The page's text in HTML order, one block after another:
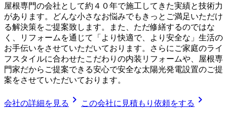
屋根専門の会社として約４０年で施工してきた実績と技術力
があります。どんな小さなお悩みでもきっとご満足いただけ
る解決策をご提案致します。また、ただ修繕するのではな
く、リフォームを通じて「より快適で、より安全な」生活の
お手伝いをさせていただいております。さらにご家庭のライ
フスタイルに合わせたこだわりの内装リフォームや、屋根専
門家だからご提案できる安心で安全な太陽光発電設置のご提
案をさせていただいております。
会社の詳細を見る chevron_right この会社に見積もり依頼をする chevron_right